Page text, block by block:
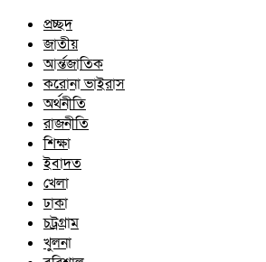
প্রচ্ছদ
জাতীয়
আর্ন্তজাতিক
করোনা ভাইরাস
অর্থনীতি
রাজনীতি
শিক্ষা
ইবাদত
খেলা
ঢাকা
চট্রগ্রাম
খুলনা